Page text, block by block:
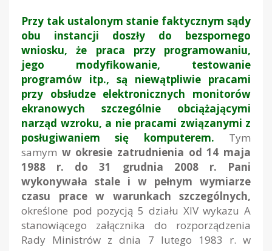
Przy tak ustalonym stanie faktycznym sądy
obu instancji doszły do bezspornego
wniosku, że praca przy programowaniu,
jego modyfikowanie, testowanie
programów itp., są niewątpliwie pracami
przy obsłudze elektronicznych monitorów
ekranowych szczególnie obciążającymi
narząd wzroku, a nie pracami związanymi z
posługiwaniem się komputerem. Tym
samym w okresie zatrudnienia od 14 maja
1988 r. do 31 grudnia 2008 r. Pani
wykonywała stale i w pełnym wymiarze
czasu prace w warunkach szczególnych,
określone pod pozycją 5 działu XIV wykazu A
stanowiącego załącznika do rozporządzenia
Rady Ministrów z dnia 7 lutego 1983 r. w